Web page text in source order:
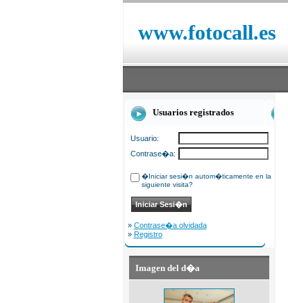
www.fotocall.es
Usuarios registrados
Usuario:
Contrase�a:
�Iniciar sesi�n autom�ticamente en la
siguiente visita?
» Contrase�a olvidada
» Registro
Imagen del d�a